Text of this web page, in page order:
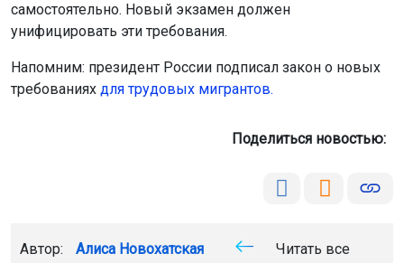
самостоятельно. Новый экзамен должен
унифицировать эти требования.
Напомним: президент России подписал закон о новых
требованиях для трудовых мигрантов.
Поделиться новостью:
Автор: Алиса Новохатская
Читать все